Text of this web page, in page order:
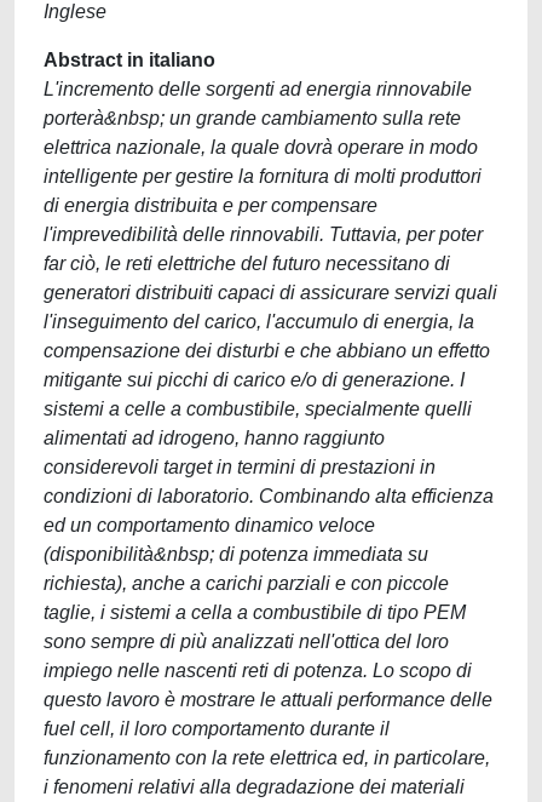
Inglese
Abstract in italiano
L'incremento delle sorgenti ad energia rinnovabile
porterà&nbsp; un grande cambiamento sulla rete
elettrica nazionale, la quale dovrà operare in modo
intelligente per gestire la fornitura di molti produttori
di energia distribuita e per compensare
l'imprevedibilità delle rinnovabili. Tuttavia, per poter
far ciò, le reti elettriche del futuro necessitano di
generatori distribuiti capaci di assicurare servizi quali
l'inseguimento del carico, l'accumulo di energia, la
compensazione dei disturbi e che abbiano un effetto
mitigante sui picchi di carico e/o di generazione. I
sistemi a celle a combustibile, specialmente quelli
alimentati ad idrogeno, hanno raggiunto
considerevoli target in termini di prestazioni in
condizioni di laboratorio. Combinando alta efficienza
ed un comportamento dinamico veloce
(disponibilità&nbsp; di potenza immediata su
richiesta), anche a carichi parziali e con piccole
taglie, i sistemi a cella a combustibile di tipo PEM
sono sempre di più analizzati nell'ottica del loro
impiego nelle nascenti reti di potenza. Lo scopo di
questo lavoro è mostrare le attuali performance delle
fuel cell, il loro comportamento durante il
funzionamento con la rete elettrica ed, in particolare,
i fenomeni relativi alla degradazione dei materiali